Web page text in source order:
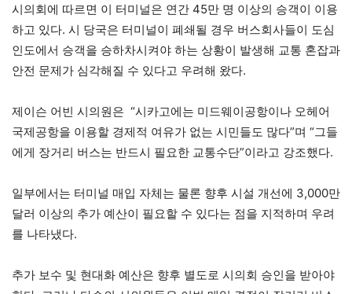
시의회에 따르면 이 터미널은 연간 45만 명 이상의 승객이 이용
하고 있다. 시 당국은 터미널이 폐쇄될 경우 버스회사들이 도심
인도에서 승객을 승하차시켜야 하는 상황이 발생해 교통 혼잡과
안전 문제가 심각해질 수 있다고 우려해 왔다.
제이슨 어빈 시의원은 “시카고에는 미드웨이공항이나 오헤어
국제공항을 이용할 경제적 여유가 없는 시민들도 많다”며 “그들
에게 장거리 버스는 반드시 필요한 교통수단”이라고 강조했다.
일부에서는 터미널 매입 자체는 물론 향후 시설 개선에 3,000만
달러 이상의 추가 예산이 필요할 수 있다는 점을 지적하며 우려
를 나타냈다.
추가 보수 및 현대화 예산은 향후 별도로 시의회 승인을 받아야